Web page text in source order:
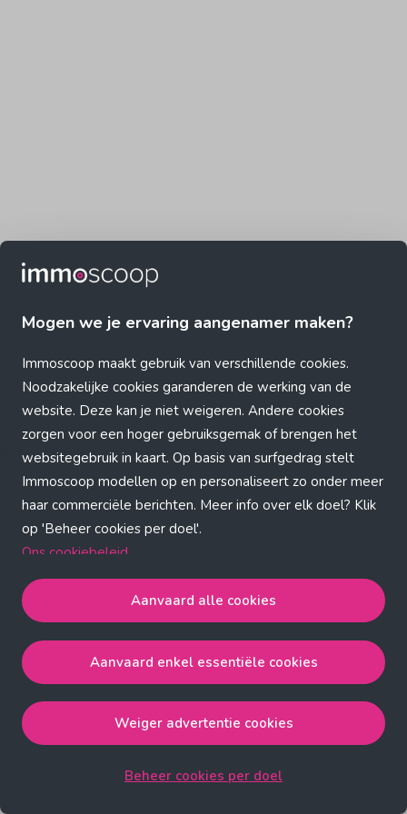
Mogen we je ervaring aangenamer maken?
Immoscoop maakt gebruik van verschillende cookies.
Noodzakelijke cookies garanderen de werking van de
website. Deze kan je niet weigeren. Andere cookies
zorgen voor een hoger gebruiksgemak of brengen het
websitegebruik in kaart. Op basis van surfgedrag stelt
Immoscoop modellen op en personaliseert zo onder meer
haar commerciële berichten. Meer info over elk doel? Klik
op 'Beheer cookies per doel'.
Ons cookiebeleid
Aanvaard alle cookiesgaat akkoord met de strict
noodzakelijke, analytische, functionele en advertentie
cookies.
de strict noodzakelijke cookies.
Weiger advertentie cookiesgaat akkoord met de strict
Aanvaard alle cookies
Aanvaard enkel essentiële cookies
Weiger advertentie cookies
Beheer cookies per doel
Application error: a client-side exception has occurred (see the
browser console for more information)